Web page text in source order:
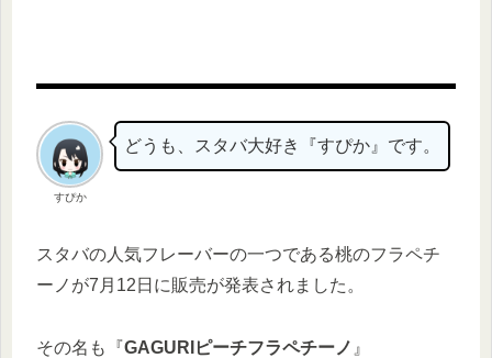
すぴか
どうも、スタバ大好き『すぴか』です。
スタバの人気フレーバーの一つである桃のフラペチ
ーノが7月12日に販売が発表されました。
その名も『GAGURIピーチフラペチーノ 』